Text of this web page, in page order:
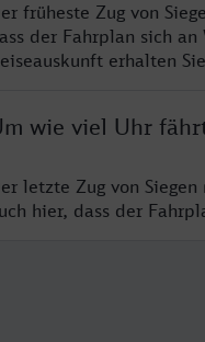
früheste Zug von
der Fahrplan sich
erhalten
wie viel Uhr
letzte Zug von
hier, dass der